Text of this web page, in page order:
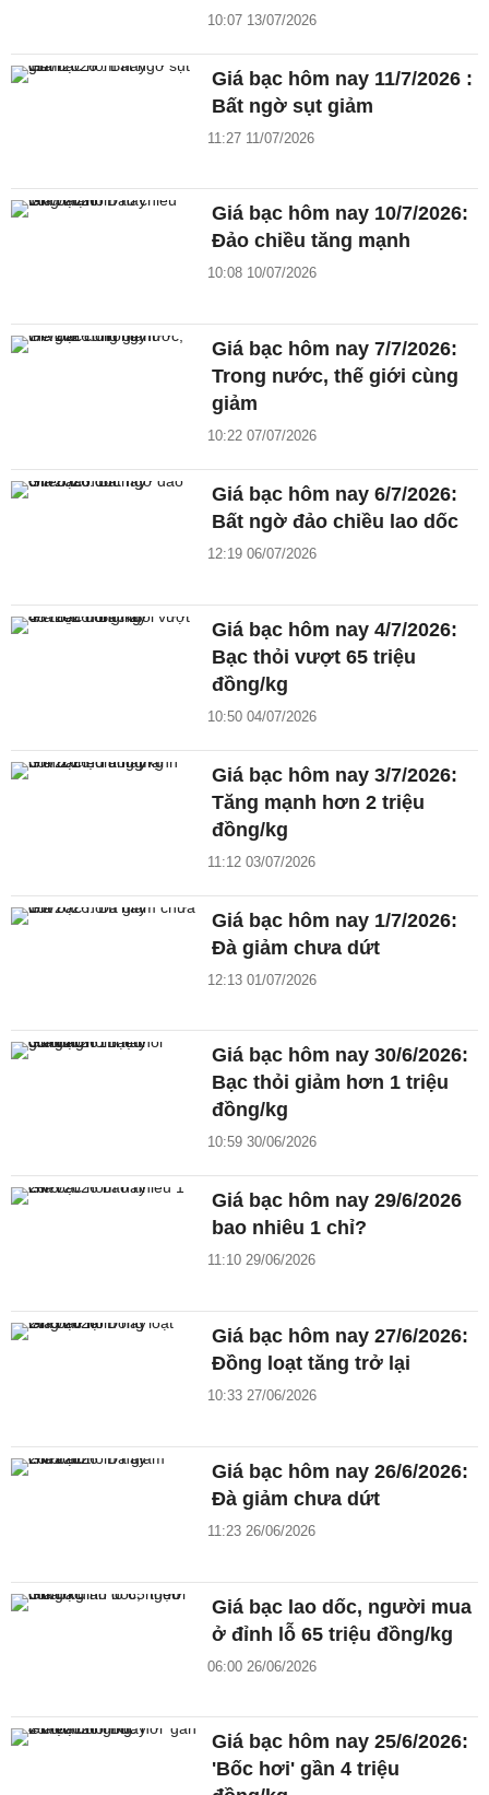
10:07 13/07/2026
Giá bạc hôm nay 11/7/2026 :
Bất ngờ sụt giảm
11:27 11/07/2026
Giá bạc hôm nay 10/7/2026:
Đảo chiều tăng mạnh
10:08 10/07/2026
Giá bạc hôm nay 7/7/2026:
Trong nước, thế giới cùng
giảm
10:22 07/07/2026
Giá bạc hôm nay 6/7/2026:
Bất ngờ đảo chiều lao dốc
12:19 06/07/2026
Giá bạc hôm nay 4/7/2026:
Bạc thỏi vượt 65 triệu
đồng/kg
10:50 04/07/2026
Giá bạc hôm nay 3/7/2026:
Tăng mạnh hơn 2 triệu
đồng/kg
11:12 03/07/2026
Giá bạc hôm nay 1/7/2026:
Đà giảm chưa dứt
12:13 01/07/2026
Giá bạc hôm nay 30/6/2026:
Bạc thỏi giảm hơn 1 triệu
đồng/kg
10:59 30/06/2026
Giá bạc hôm nay 29/6/2026
bao nhiêu 1 chỉ?
11:10 29/06/2026
Giá bạc hôm nay 27/6/2026:
Đồng loạt tăng trở lại
10:33 27/06/2026
Giá bạc hôm nay 26/6/2026:
Đà giảm chưa dứt
11:23 26/06/2026
Giá bạc lao dốc, người mua
ở đỉnh lỗ 65 triệu đồng/kg
06:00 26/06/2026
Giá bạc hôm nay 25/6/2026:
'Bốc hơi' gần 4 triệu